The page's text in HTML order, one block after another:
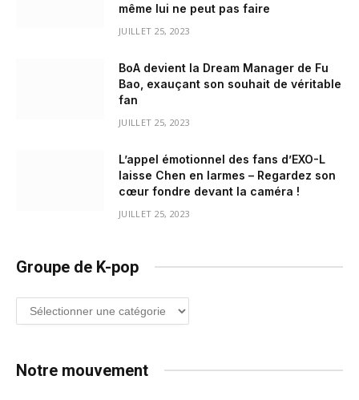
même lui ne peut pas faire
JUILLET 25, 2023
BoA devient la Dream Manager de Fu
Bao, exauçant son souhait de véritable
fan
JUILLET 25, 2023
L’appel émotionnel des fans d’EXO-L
laisse Chen en larmes – Regardez son
cœur fondre devant la caméra !
JUILLET 25, 2023
Groupe de K-pop
Groupe
de
Notre mouvement